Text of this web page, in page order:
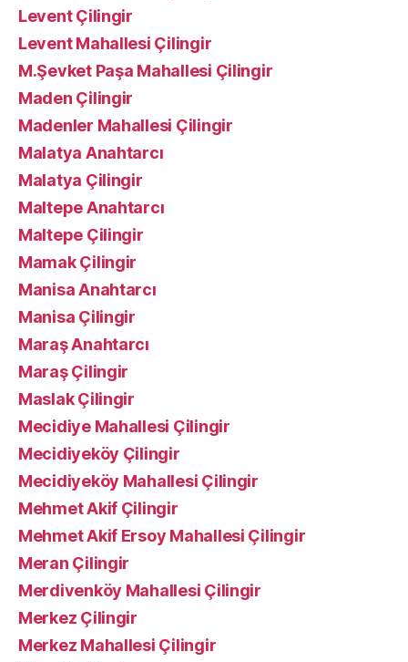
Levent Çilingir
Levent Mahallesi Çilingir
M.Şevket Paşa Mahallesi Çilingir
Maden Çilingir
Madenler Mahallesi Çilingir
Malatya Anahtarcı
Malatya Çilingir
Maltepe Anahtarcı
Maltepe Çilingir
Mamak Çilingir
Manisa Anahtarcı
Manisa Çilingir
Maraş Anahtarcı
Maraş Çilingir
Maslak Çilingir
Mecidiye Mahallesi Çilingir
Mecidiyeköy Çilingir
Mecidiyeköy Mahallesi Çilingir
Mehmet Akif Çilingir
Mehmet Akif Ersoy Mahallesi Çilingir
Meran Çilingir
Merdivenköy Mahallesi Çilingir
Merkez Çilingir
Merkez Mahallesi Çilingir